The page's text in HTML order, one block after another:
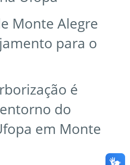
Monte Alegre
para o
é
do
em Monte